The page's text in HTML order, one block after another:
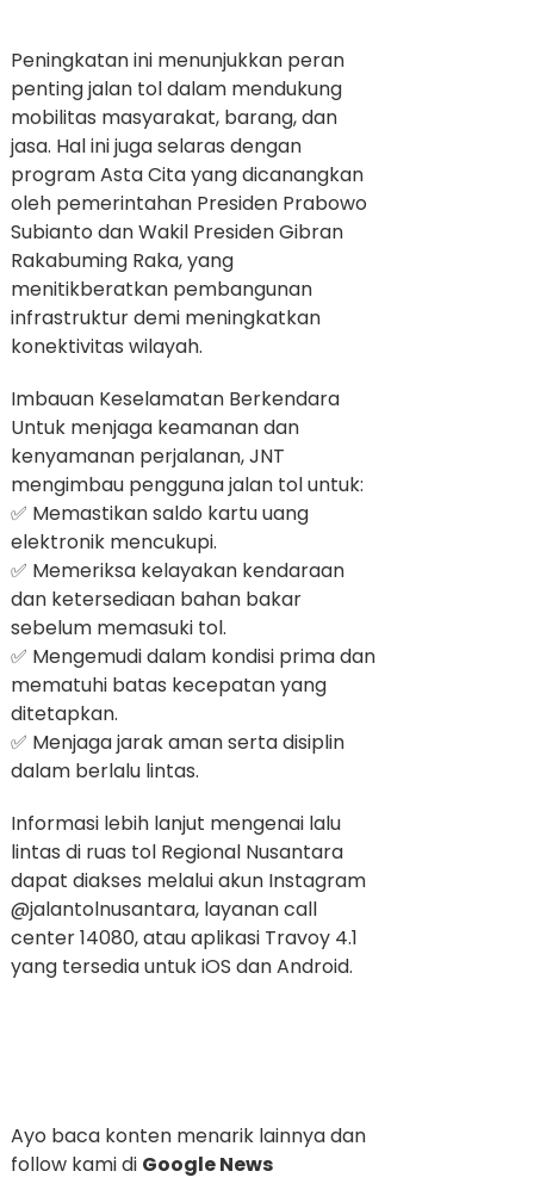
Peningkatan ini menunjukkan peran
penting jalan tol dalam mendukung
mobilitas masyarakat, barang, dan
jasa. Hal ini juga selaras dengan
program Asta Cita yang dicanangkan
oleh pemerintahan Presiden Prabowo
Subianto dan Wakil Presiden Gibran
Rakabuming Raka, yang
menitikberatkan pembangunan
infrastruktur demi meningkatkan
konektivitas wilayah.
Imbauan Keselamatan Berkendara
Untuk menjaga keamanan dan
kenyamanan perjalanan, JNT
mengimbau pengguna jalan tol untuk:
✅ Memastikan saldo kartu uang
elektronik mencukupi.
✅ Memeriksa kelayakan kendaraan
dan ketersediaan bahan bakar
sebelum memasuki tol.
✅ Mengemudi dalam kondisi prima dan
mematuhi batas kecepatan yang
ditetapkan.
✅ Menjaga jarak aman serta disiplin
dalam berlalu lintas.
Informasi lebih lanjut mengenai lalu
lintas di ruas tol Regional Nusantara
dapat diakses melalui akun Instagram
@jalantolnusantara, layanan call
center 14080, atau aplikasi Travoy 4.1
yang tersedia untuk iOS dan Android.
Ayo baca konten menarik lainnya dan
follow kami di Google News